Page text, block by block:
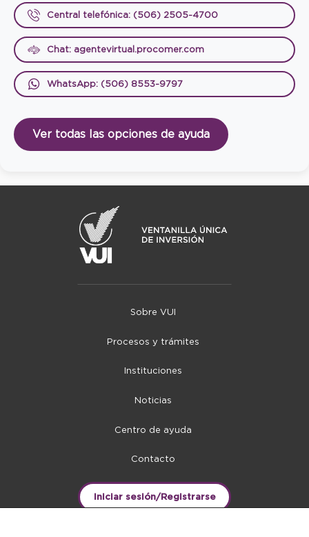
Central telefónica: (506) 2505-4700
Chat: agentevirtual.procomer.com
WhatsApp: (506) 8553-9797
Ver todas las opciones de ayuda
Sobre VUI
Procesos y trámites
Instituciones
Noticias
Centro de ayuda
Contacto
Iniciar sesión/Registrarse